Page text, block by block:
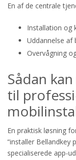
En af de centrale
Installation og
Uddannelse af
Overvågning
Sådan
til
En praktisk løsning
“installer Bellandkey
specialiserede app-